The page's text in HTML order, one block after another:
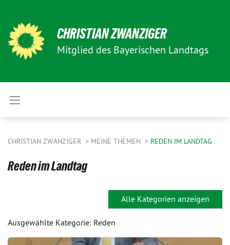
CHRISTIAN ZWANZIGER
Mitglied des Bayerischen Landtags
CHRISTIAN ZWANZIGER MEINE THEMEN REDEN IM LANDTAG
Reden im Landtag
Alle Kategorien anzeigen
Ausgewählte Kategorie: Reden